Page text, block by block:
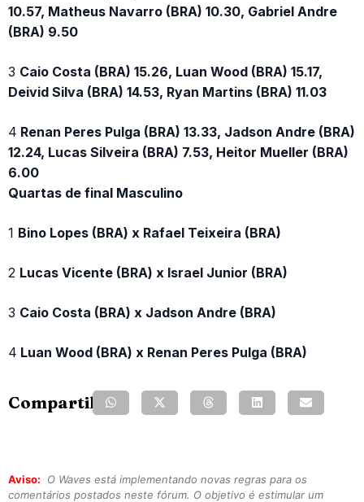
10.57, Matheus Navarro (BRA) 10.30, Gabriel Andre
(BRA) 9.50
3 Caio Costa (BRA) 15.26, Luan Wood (BRA) 15.17,
Deivid Silva (BRA) 14.53, Ryan Martins (BRA) 11.03
4 Renan Peres Pulga (BRA) 13.33, Jadson Andre (BRA)
12.24, Lucas Silveira (BRA) 7.53, Heitor Mueller (BRA)
6.00
Quartas de final Masculino
1 Bino Lopes (BRA) x Rafael Teixeira (BRA)
2 Lucas Vicente (BRA) x Israel Junior (BRA)
3 Caio Costa (BRA) x Jadson Andre (BRA)
4 Luan Wood (BRA) x Renan Peres Pulga (BRA)
Compartilhe:
Aviso:
O Waves está implementando novas regras para os
comentários postados neste fórum. O objetivo é estimular um